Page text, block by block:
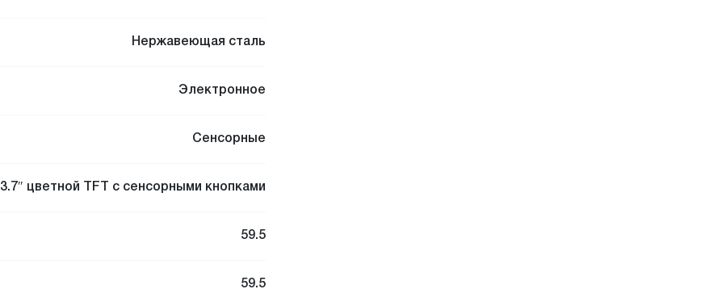
Нержавеющая сталь
Электронное
Сенсорные
3.7″ цветной TFT с сенсорными кнопками
59.5
59.5